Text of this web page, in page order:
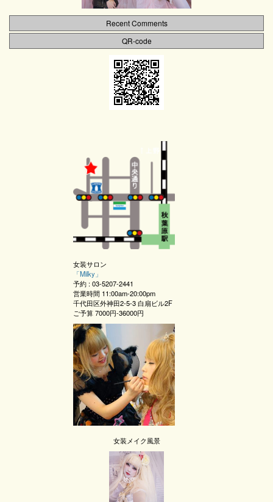
Recent Comments
QR-code
女装サロン
「Milky」
予約 :03-5207-2441
営業時間 11:00am-20:00pm
千代田区外神田2-5-3 白扇ビル2F
ご予算7000円-36000円
女装メイク風景